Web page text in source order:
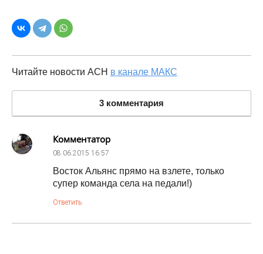
Читайте новости АСН в канале МАКС
3 комментария
Комментатор
08.06.2015 16:57
Восток Альянс прямо на взлете, только
супер команда села на педали!)
Ответить